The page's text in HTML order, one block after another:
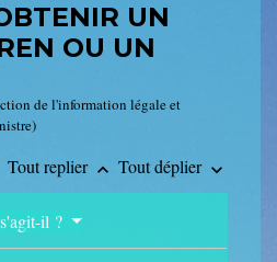
UN
OU UN
de l'information légale et
Tout replier keyboard_arrow_up Tout déplier keyboard_arrow_down
il ?